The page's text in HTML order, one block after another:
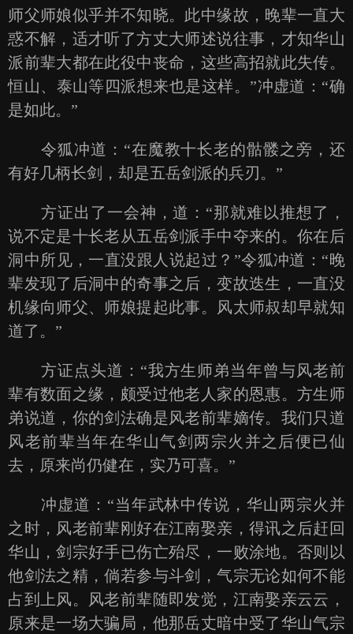
师父师娘似乎并不知晓。此中缘故，晚辈一直大
惑不解，适才听了方丈大师述说往事，才知华山
派前辈大都在此役中丧命，这些高招就此失传。
恒山、泰山等四派想来也是这样。”冲虚道：“确
是如此。”
令狐冲道：“在魔教十长老的骷髅之旁，还
有好几柄长剑，却是五岳剑派的兵刃。”
方证出了一会神，道：“那就难以推想了，
说不定是十长老从五岳剑派手中夺来的。你在后
洞中所见，一直没跟人说起过？”令狐冲道：“晚
辈发现了后洞中的奇事之后，变故迭生，一直没
机缘向师父、师娘提起此事。风太师叔却早就知
道了。”
方证点头道：“我方生师弟当年曾与风老前
辈有数面之缘，颇受过他老人家的恩惠。方生师
弟说道，你的剑法确是风老前辈嫡传。我们只道
风老前辈当年在华山气剑两宗火并之后便已仙
去，原来尚仍健在，实乃可喜。”
冲虚道：“当年武林中传说，华山两宗火并
之时，风老前辈刚好在江南娶亲，得讯之后赶回
华山，剑宗好手已伤亡殆尽，一败涂地。否则以
他剑法之精，倘若参与斗剑，气宗无论如何不能
占到上风。风老前辈随即发觉，江南娶亲云云，
原来是一场大骗局，他那岳丈暗中受了华山气宗